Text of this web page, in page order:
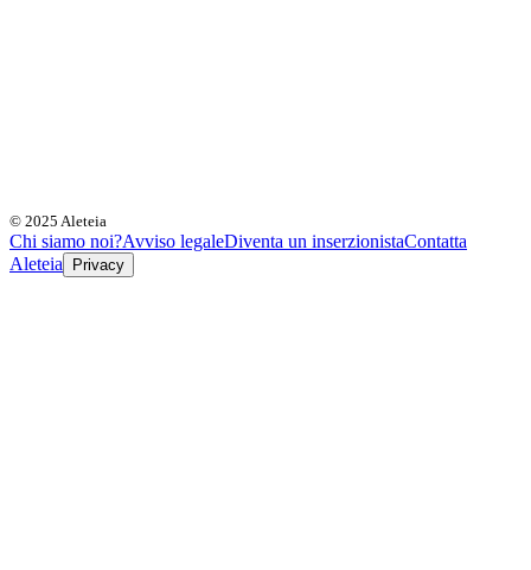
© 2025 Aleteia
Chi siamo noi?Avviso legaleDiventa un inserzionistaContatta
Aleteia
Privacy